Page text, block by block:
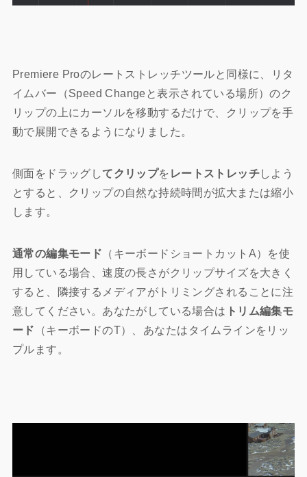
Premiere Proのレートストレッチツールと同様に、リタ
イムバー（Speed Changeと表示されている場所）のク
リップの上にカーソルを移動するだけで、クリップを手
動で展開できるようになりました。
側面をドラッグしてクリップを レートストレッチしよう
とすると、クリップの自然な持続時間が拡大または縮小
します。
通常の編集モード （キーボードショートカットA）を使
用している場合、速度の長さがクリップサイズを大きく
すると、隣接するメディアがトリミングされることに注
意してください。あなたがしている場合は トリム編集モ
ード （キーボードのT）、あなたはタイムラインをリッ
プルます。